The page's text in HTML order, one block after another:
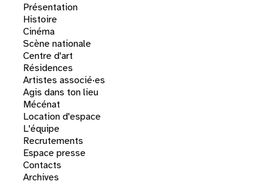
Présentation
Histoire
Cinéma
Scène nationale
Centre d'art
Résidences
Artistes associé·es
Agis dans ton lieu
Mécénat
Location d'espace
L'équipe
Recrutements
Espace presse
Contacts
Archives